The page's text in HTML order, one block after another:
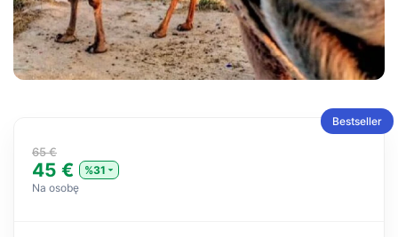
Bestseller
65 €
45 €
%31
Na osobę